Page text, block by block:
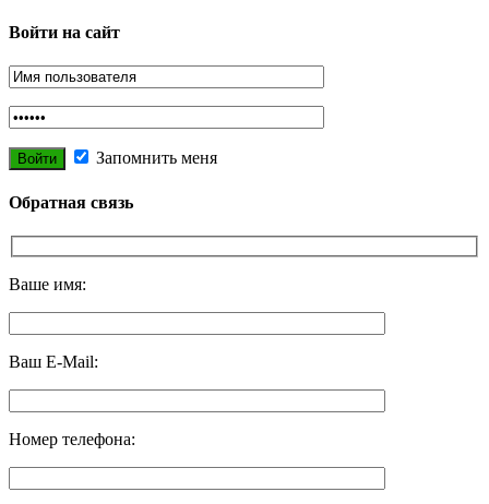
Войти на сайт
Запомнить меня
Обратная связь
Ваше имя:
Ваш E-Mail:
Номер телефона: